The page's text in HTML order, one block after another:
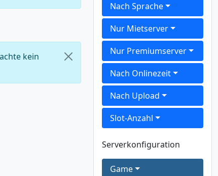
kein
Nach Sprache
Nur Mietserver
Nur Premiumserver
Nach Onlinezeit
Nach Upload
Slot-Anzahl
Serverkonfiguration
Game